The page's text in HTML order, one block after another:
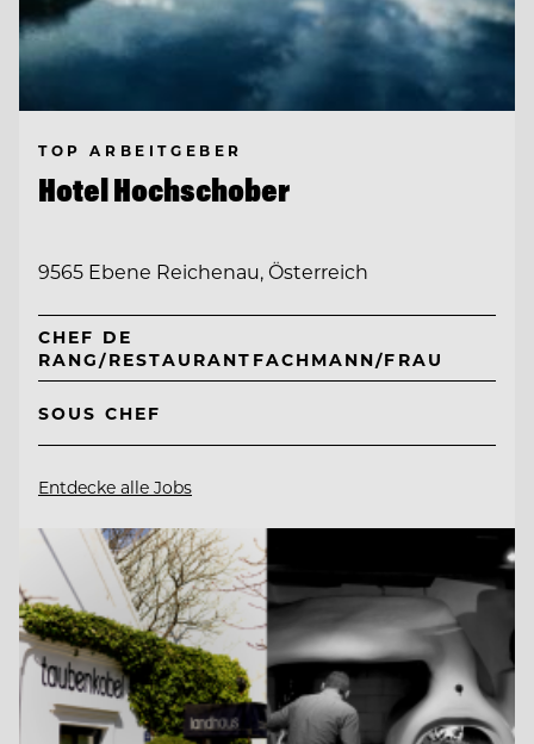
TOP ARBEITGEBER
Hotel Hochschober
9565 Ebene Reichenau, Österreich
CHEF DE
RANG/RESTAURANTFACHMANN/FRAU
SOUS CHEF
Entdecke alle Jobs